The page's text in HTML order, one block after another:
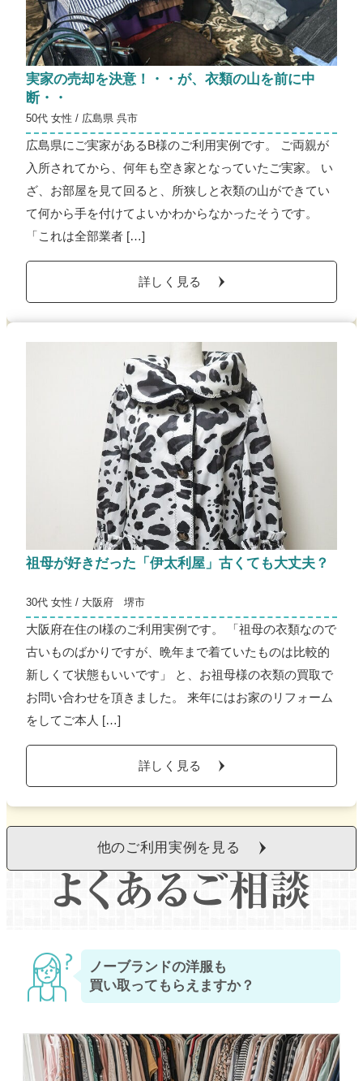
実家の売却を決意！・・が、衣類の山を前に中
断・・
50代 女性 / 広島県 呉市
広島県にご実家があるB様のご利用実例です。 ご両親が
入所されてから、何年も空き家となっていたご実家。 い
ざ、お部屋を見て回ると、所狭しと衣類の山ができてい
て何から手を付けてよいかわからなかったそうです。
「これは全部業者 […]
詳しく見る
祖母が好きだった「伊太利屋」古くても大丈夫？
30代 女性 / 大阪府 堺市
大阪府在住のI様のご利用実例です。 「祖母の衣類なので
古いものばかりですが、晩年まで着ていたものは比較的
新しくて状態もいいです」 と、お祖母様の衣類の買取で
お問い合わせを頂きました。 来年にはお家のリフォーム
をしてご本人 […]
詳しく見る
他のご利用実例を見る
ノーブランドの洋服も
買い取ってもらえますか？